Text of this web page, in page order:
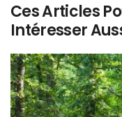
Ces Articles
Intéresser